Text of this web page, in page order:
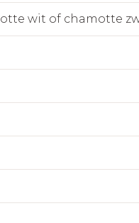
wit of chamotte